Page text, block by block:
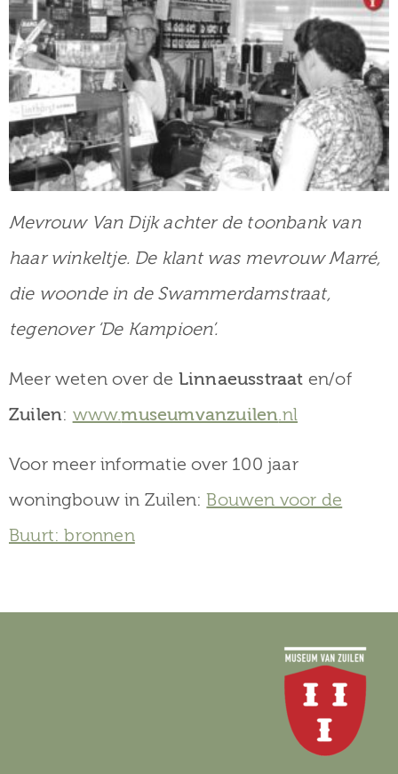
Mevrouw Van Dijk achter de toonbank van
haar winkeltje. De klant was mevrouw Marré,
die woonde in de Swammerdamstraat,
tegenover ‘De Kampioen’.
Meer weten over de Linnaeusstraat en/of
Zuilen: www.museumvanzuilen.nl
Voor meer informatie over 100 jaar
woningbouw in Zuilen:Bouwen voor de
Buurt: bronnen